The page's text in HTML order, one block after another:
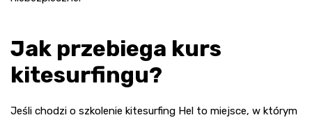
Jak przebiega kurs
kitesurfingu?
Jeśli chodzi o szkolenie kitesurfing Hel to miejsce, w którym